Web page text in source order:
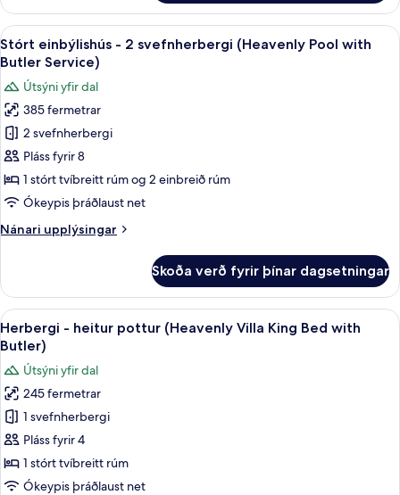
Forest
Suite
King
Bed
Butler
Service
Skoða
allar
myndir
fyrir
Stórt
einbýlishús
-
2
svefnherbergi
Pool
Service)
Stórt einbýlishús - 2 svefnherbergi
6
Stórt einbýlishús - 2 svefnherbergi (Heavenly Pool with
Butler Service)
Útsýni yfir dal
385 fermetrar
2 svefnherbergi
Pláss fyrir 8
1 stórt tvíbreitt rúm og 2 einbreið rúm
Ókeypis þráðlaust net
Nánari upplýsingar
Nánari
einbýlishús
2
svefnherbergi
(Heavenly
Pool
with
Butler
Service)
Skoða verð fyrir þínar dagsetningar
Skoða
allar
myndir
fyrir
Herbergi
-
heitur
pottur
(Heavenly
Rúmföt af bestu gerð, míníbar,
5
Herbergi - heitur pottur (Heavenly Villa King Bed with
Butler)
Útsýni yfir dal
245 fermetrar
1 svefnherbergi
Pláss fyrir 4
1 stórt tvíbreitt rúm
Ókeypis þráðlaust net